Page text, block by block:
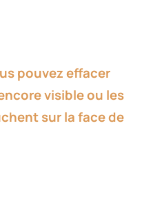
pouvez effacer
visible ou les
sur la face de